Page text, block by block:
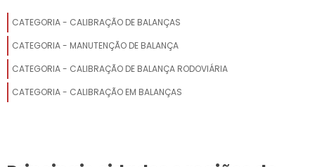
MANUTENÇÃO DE BALANÇA ANALÍTICA
CALIBRAR BALANÇA DIGITRON
CATEGORIA - CALIBRAÇÃO DE BALANÇAS
CATEGORIA - MANUTENÇÃO DE BALANÇA
CATEGORIA - CALIBRAÇÃO DE BALANÇA RODOVIÁRIA
CATEGORIA - CALIBRAÇÃO EM BALANÇAS